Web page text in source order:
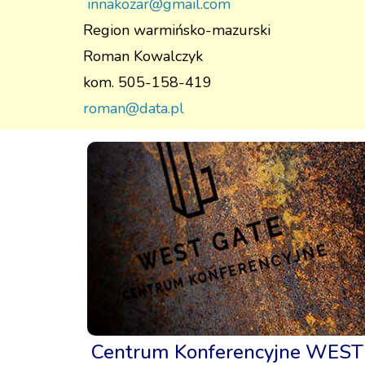
innakozar@gmail.com
Region warmińsko-mazurski
Roman Kowalczyk
kom. 505-158-419
roman@data.pl
Centrum Konferencyjne WEST